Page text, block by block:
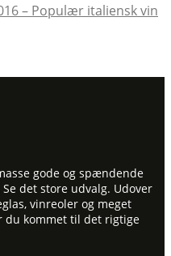
– Populær italiensk vin
gode og spændende
det store udvalg. Udover
vinreoler og meget
du kommet til det rigtige